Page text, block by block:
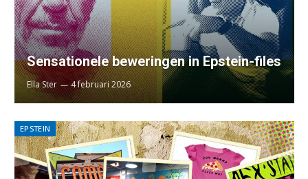
Sensationele beweringen in Epstein-files
Ella Ster 4 februari 2026
EPSTEIN